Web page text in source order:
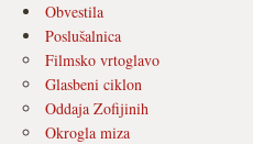
Obvestila
Poslušalnica
Filmsko vrtoglavo
Glasbeni ciklon
Oddaja Zofijinih
Okrogla miza